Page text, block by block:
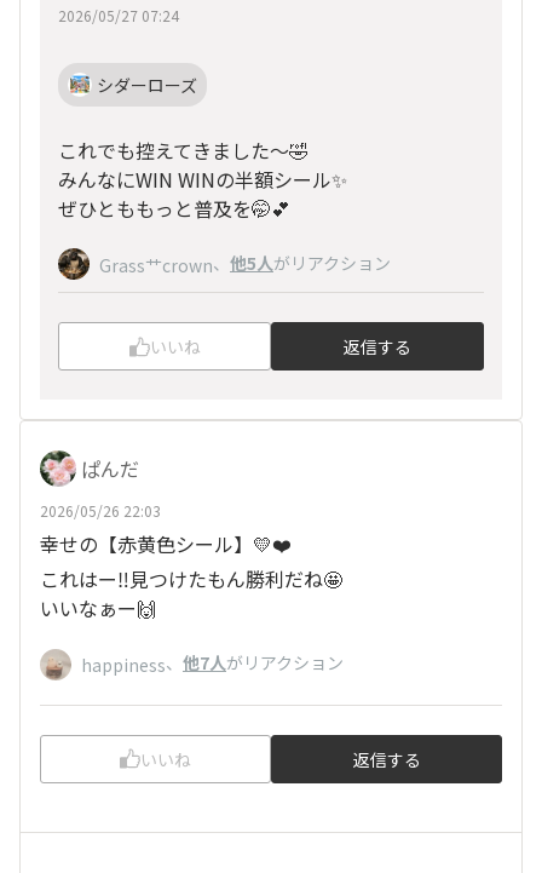
2026/05/27 07:24
シダーローズ
これでも控えてきました〜🤣
みんなにWIN WINの半額シール✨
ぜひとももっと普及を🤭💕
Grass艹crown、 他5人がリアクション
いいね 返信する
ぱんだ
2026/05/26 22:03
幸せの【赤黄色シール】💛❤️
これはー‼️見つけたもん勝利だね🤩
いいなぁー🙌
happiness、 他7人がリアクション
いいね 返信する